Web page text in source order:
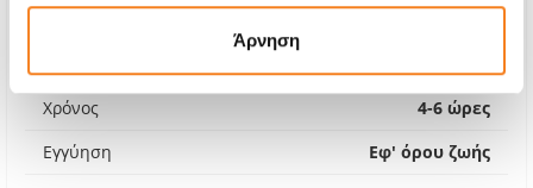
Άρνηση
Χρόνος
4-6 ώρες
Εγγύηση
Εφ' όρου ζωής